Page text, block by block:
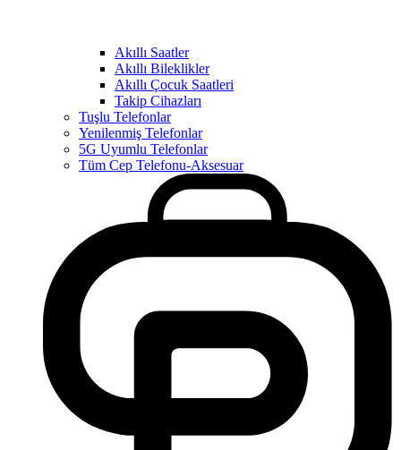
Akıllı Saatler
Akıllı Bileklikler
Akıllı Çocuk Saatleri
Takip Cihazları
Tuşlu Telefonlar
Yenilenmiş Telefonlar
5G Uyumlu Telefonlar
Tüm Cep Telefonu-Aksesuar